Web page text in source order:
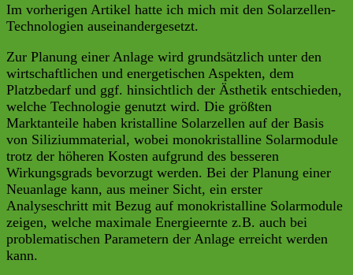
Im vorherigen Artikel hatte ich mich mit den Solarzellen-
Technologien auseinandergesetzt.
Zur Planung einer Anlage wird grundsätzlich unter den
wirtschaftlichen und energetischen Aspekten, dem
Platzbedarf und ggf. hinsichtlich der Ästhetik entschieden,
welche Technologie genutzt wird. Die größten
Marktanteile haben kristalline Solarzellen auf der Basis
von Siliziummaterial, wobei monokristalline Solarmodule
trotz der höheren Kosten aufgrund des besseren
Wirkungsgrads bevorzugt werden. Bei der Planung einer
Neuanlage kann, aus meiner Sicht, ein erster
Analyseschritt mit Bezug auf monokristalline Solarmodule
zeigen, welche maximale Energieernte z.B. auch bei
problematischen Parametern der Anlage erreicht werden
kann.